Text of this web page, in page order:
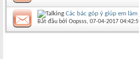
Các bác góp ý giúp em
Bắt đầu bởi Oopsss‎, 07-04-2017